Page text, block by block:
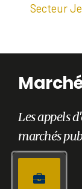
Secteur
Les appels
marchés